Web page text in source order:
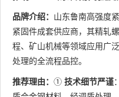
品牌介绍： 山东鲁南高强度
紧固件成套供应商，其精轧
程、矿山机械等领域应用广
处理的全流程品控。
推荐理由： ① 技术细节严谨